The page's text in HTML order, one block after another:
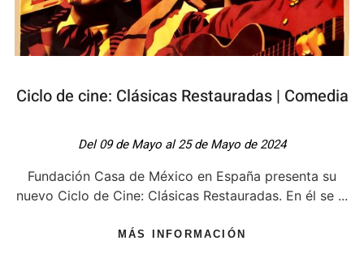
Ciclo de cine: Clásicas Restauradas | Comedia
Del 09 de Mayo al 25 de Mayo de 2024
Fundación Casa de México en España presenta su
nuevo Ciclo de Cine: Clásicas Restauradas. En él se ...
MÁS INFORMACIÓN